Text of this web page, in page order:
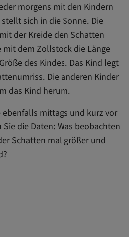
morgens mit den Kindern
sich in die Sonne. Die
der Kreide den Schatten
mit dem Zollstock die Länge
des Kindes. Das Kind legt
Die anderen Kinder
das Kind herum.
ebenfalls mittags und kurz vor
die Daten: Was beobachten
Schatten mal größer und